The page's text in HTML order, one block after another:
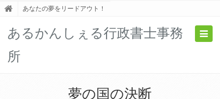
あなたの夢をリードアウト！
あるかんしぇる行政書士事務
所
夢の国の決断